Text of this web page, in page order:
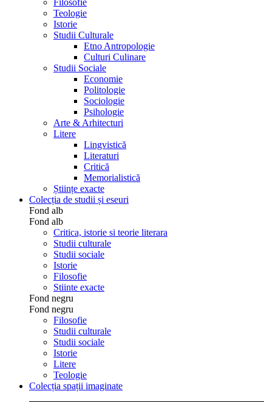
Teologie
Istorie
Studii Culturale
Etno Antropologie
Culturi Culinare
Studii Sociale
Economie
Politologie
Sociologie
Psihologie
Arte & Arhitecturi
Litere
Lingvistică
Literaturi
Critică
Memorialistică
Științe exacte
Colecția de studii și eseuri
Fond alb
Fond alb
Critica, istorie si teorie literara
Studii culturale
Studii sociale
Istorie
Filosofie
Stiinte exacte
Fond negru
Fond negru
Filosofie
Studii culturale
Studii sociale
Istorie
Litere
Teologie
Colecția spații imaginate